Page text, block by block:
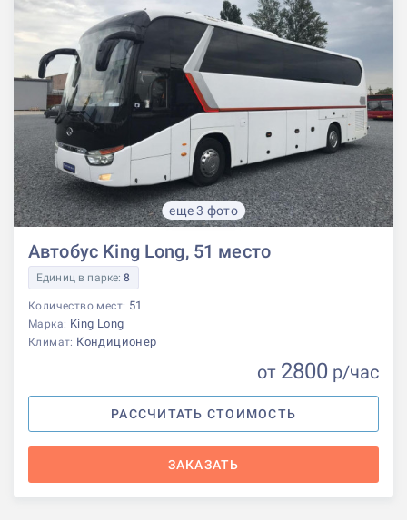
еще 3 фото
Автобус King Long, 51 место
Единиц в парке:8
Количество мест: 51
Марка: King Long
Климат: Кондиционер
от 2800 р/час
РАССЧИТАТЬ СТОИМОСТЬ
ЗАКАЗАТЬ